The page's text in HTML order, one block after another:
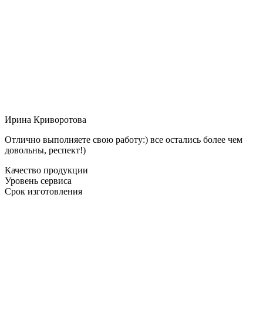
Ирина Криворотова
Отлично выполняете свою работу:) все остались более чем
довольны, респект!)
Качество продукции
Уровень сервиса
Срок изготовления